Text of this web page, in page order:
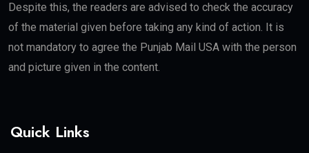
Despite this, the readers are advised to check the accuracy
of the material given before taking any kind of action. It is
not mandatory to agree the Punjab Mail USA with the person
and picture given in the content.
Quick Links